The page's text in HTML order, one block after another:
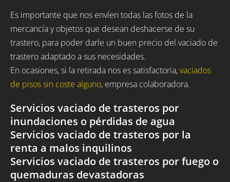
Es importante que nos envíen todas las fotos de la
mercancía y objetos que desean deshacerse de su
trastero, para poder darle un buen precio del vaciado de
trastero adaptado a sus necesidades.
En ocasiones, si la retirada nos es satisfactoria,vaciados
de pisos sin coste alguno, empresa colaboradora.
Servicios vaciado de trasteros por
inundaciones o pérdidas de agua
Servicios vaciado de trasteros por la
renta a malos inquilinos
Servicios vaciado de trasteros por fuego o
quemaduras devastadoras